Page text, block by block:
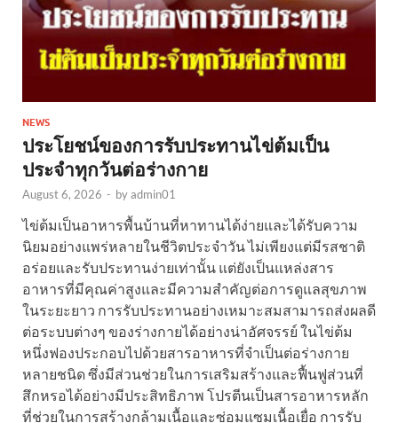
NEWS
ประโยชน์ของการรับประทานไข่ต้มเป็น
ประจำทุกวันต่อร่างกาย
August 6, 2026 - byadmin01
ไข่ต้มเป็นอาหารพื้นบ้านที่หาทานได้ง่ายและได้รับความ
นิยมอย่างแพร่หลายในชีวิตประจำวัน ไม่เพียงแต่มีรสชาติ
อร่อยและรับประทานง่ายเท่านั้น แต่ยังเป็นแหล่งสาร
อาหารที่มีคุณค่าสูงและมีความสำคัญต่อการดูแลสุขภาพ
ในระยะยาว การรับประทานอย่างเหมาะสมสามารถส่งผลดี
ต่อระบบต่างๆ ของร่างกายได้อย่างน่าอัศจรรย์ ในไข่ต้ม
หนึ่งฟองประกอบไปด้วยสารอาหารที่จำเป็นต่อร่างกาย
หลายชนิด ซึ่งมีส่วนช่วยในการเสริมสร้างและฟื้นฟูส่วนที่
สึกหรอได้อย่างมีประสิทธิภาพ โปรตีนเป็นสารอาหารหลัก
ที่ช่วยในการสร้างกล้ามเนื้อและซ่อมแซมเนื้อเยื่อ การรับ